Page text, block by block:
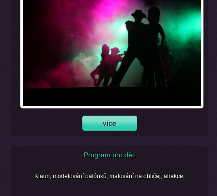
Program pro děti
Klaun, modelování balónků, malování na obličej, atrakce.